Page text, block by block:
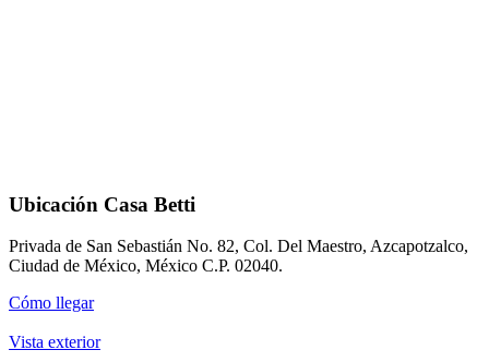
Ubicación Casa Betti
Privada de San Sebastián No. 82, Col. Del Maestro, Azcapotzalco,
Ciudad de México, México C.P. 02040.
Cómo llegar
Vista exterior